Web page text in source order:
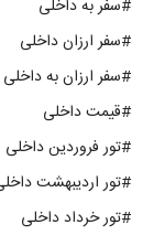
#سفر به داخلی
#سفر ارزان داخلی
#سفر ارزان به داخلی
#قیمت داخلی
#تور فروردین داخلی
#تور اردیبهشت
#تور خرداد داخلی